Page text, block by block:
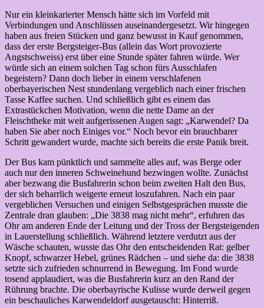
Nur ein kleinkarierter Mensch hätte sich im Vorfeld mit
Verbindungen und Anschlüssen auseinandergesetzt. Wir hingegen
haben aus freien Stücken und ganz bewusst in Kauf genommen,
dass der erste Bergsteiger-Bus (allein das Wort provozierte
Angstschweiss) erst über eine Stunde später fahren würde. Wer
würde sich an einem solchen Tag schon fürs Ausschlafen
begeistern? Dann doch lieber in einem verschlafenen
oberbayerischen Nest stundenlang vergeblich nach einer frischen
Tasse Kaffee suchen. Und schließlich gibt es einem das
Extrastückchen Motivation, wenn die nette Dame an der
Fleischtheke mit weit aufgerissenen Augen sagt: „Karwendel? Da
haben Sie aber noch Einiges vor.“ Noch bevor ein brauchbarer
Schritt gewandert wurde, machte sich bereits die erste Panik breit.
Der Bus kam pünktlich und sammelte alles auf, was Berge oder
auch nur den inneren Schweinehund bezwingen wollte. Zunächst
aber bezwang die Busfahrerin schon beim zweiten Halt den Bus,
der sich beharrlich weigerte erneut loszufahren. Nach ein paar
vergeblichen Versuchen und einigen Selbstgesprächen musste die
Zentrale dran glauben: „Die 3838 mag nicht mehr“, erfuhren das
Ohr am anderen Ende der Leitung und der Tross der Bergsteigenden
in Lauerstellung schließlich. Während letztere verdutzt aus der
Wäsche schauten, wusste das Ohr den entscheidenden Rat: gelber
Knopf, schwarzer Hebel, grünes Rädchen – und siehe da: die 3838
setzte sich zufrieden schnurrend in Bewegung. Im Fond wurde
tosend applaudiert, was die Busfahrerin kurz an den Rand der
Rührung brachte. Die oberbayrische Kulisse wurde derweil gegen
ein beschauliches Karwendeldorf ausgetauscht: Hinterriß.